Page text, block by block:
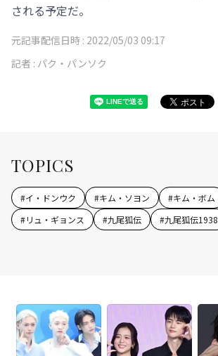
される予定だ。
元記事配信日時 : 2022/05/03 09:17
記者 : パク・パンソク
TOPICS
#イ・ドンウク #キム・ソヨン #キム・ボム
#リュ・ギョンス #九尾狐伝 #九尾狐伝1938